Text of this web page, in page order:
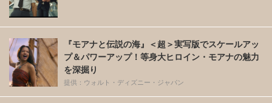
『モアナと伝説の海』＜超＞実写版でスケールアッ
プ＆パワーアップ！等身大ヒロイン・モアナの魅力
を深掘り
提供：ウォルト・ディズニー・ジャパン